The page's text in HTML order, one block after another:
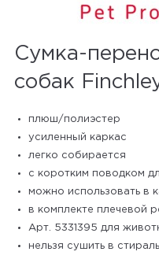
Сумка-
собак
плюш/полиэстер
усиленный каркас
легко собирается
с коротким поводком
можно использовать в
в комплекте плечевой
Арт. 5331395 для
нельзя сушить в